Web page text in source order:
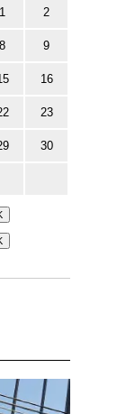
1 2
8 9
16
23
30